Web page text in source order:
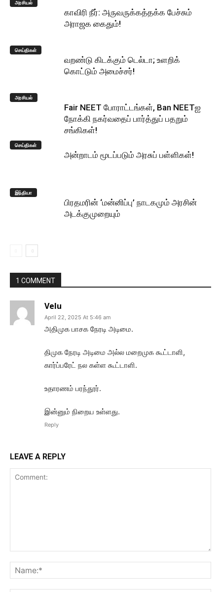
அரசியல்
காவிரி நீர்: அருவருக்கத்தக்க பேச்சும்
அராஜக கைதும்!
செய்திகள்
வறண்டு கிடக்கும் டெல்டா; உளறிக்
கொட்டும் அமைச்சர்!
அரசியல்
Fair NEET போராட்டங்கள், Ban NEETஐ
நோக்கி நகர்வதைப் பார்த்துப் பதறும்
சங்கிகள்!
செய்திகள்
அன்றாடம் மூடப்படும் அரசுப் பள்ளிகள்!
இந்தியா
பிரதமரின் ‘மன்னிப்பு’ நாடகமும் அரசின்
அடக்குமுறையும்
1 COMMENT
Velu
April 22, 2025 At 5:46 am
அதிமுக பாசக நேரடி அடிமை.
திமுக நேரடி அடிமை அல்ல மறைமுக கூட்டாளி,
கார்ப்பரேட் நல கள்ள கூட்டாளி.
உதாரணம் பரந்தூர்.
இன்னும் நிறைய உள்ளது.
Reply
LEAVE A REPLY